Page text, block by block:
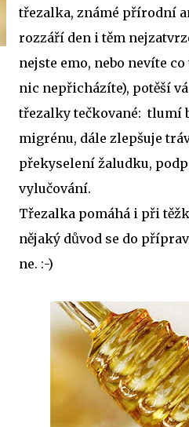
třezalka, známé přírodní
rozzáří den i těm
nejste emo, nebo nevíte
nic nepřicházíte), potěší
třezalky tečkované: tlumí
migrénu, dále zlepšuje
překyselení žaludku,
vylučování.
Třezalka pomáhá i při
nějaký důvod se do
ne. :-)